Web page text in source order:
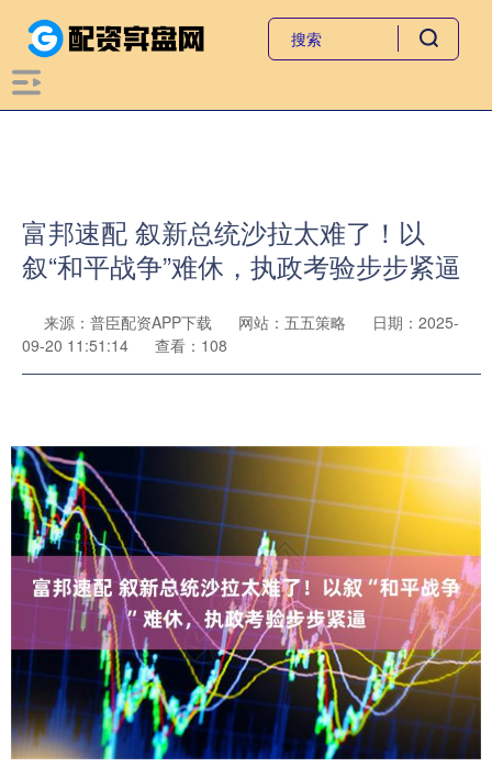
富邦速配 叙新总统沙拉太难了！以
叙“和平战争”难休，执政考验步步紧逼
来源：普臣配资APP下载 网站：五五策略
日期：2025-
09-20 11:51:14
查看：108